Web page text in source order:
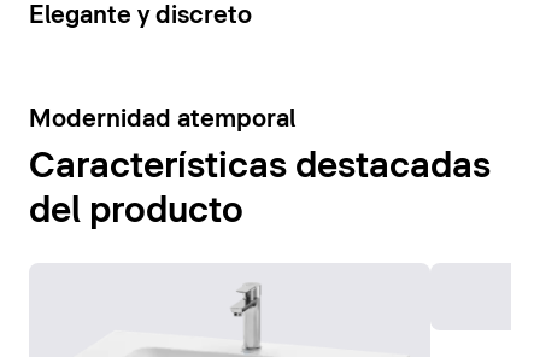
15
Elegante y discreto
10
Modernidad atemporal
Características destacadas
del producto